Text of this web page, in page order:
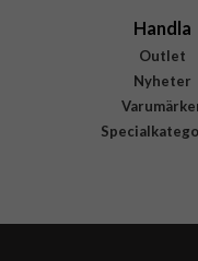
Handla
Outlet
Nyheter